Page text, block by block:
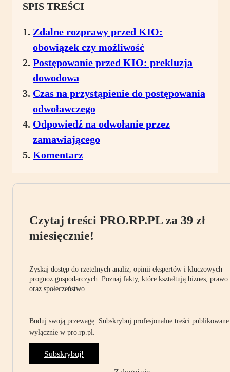
SPIS TREŚCI
Zdalne rozprawy przed KIO:
obowiązek czy możliwość
Postępowanie przed KIO: prekluzja
dowodowa
Czas na przystąpienie do postępowania
odwoławczego
Odpowiedź na odwołanie przez
zamawiającego
Komentarz
Czytaj treści PRO.RP.PL za 39 zł
miesięcznie!
Zyskaj dostęp do rzetelnych analiz, opinii ekspertów i kluczowych
prognoz gospodarczych. Poznaj fakty, które kształtują biznes, prawo
oraz społeczeństwo.
Buduj swoją przewagę. Subskrybuj profesjonalne treści publikowane
wyłącznie w pro.rp.pl.
Subskrybuj!